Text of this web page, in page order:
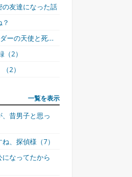
友達になった話
ーの天使と死...
2）
2）
一覧を表示
昔男子と思っ
、探偵様（7）
なってたから